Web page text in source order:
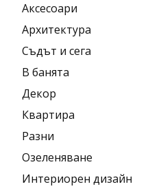
Аксесоари
Архитектура
Съдът и сега
В банята
Декор
Квартира
Разни
Озеленяване
Интериорен дизайн